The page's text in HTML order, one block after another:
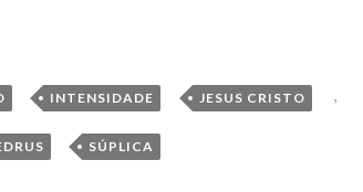
, INTENSIDADE , JESUS CRISTO ,
, SÚPLICA